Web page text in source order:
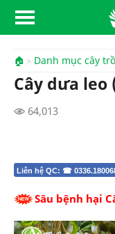
🏠 Danh mục cây
Cây dưa
64,013
Liên hệ QC: ☎
Sâu bệnh hại